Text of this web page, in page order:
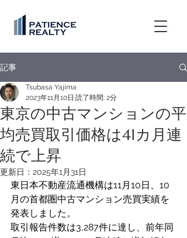
記事
東京の中古マンションの平
均売買取引価格は41カ月連
続で上昇
Tsubasa Yajima
2023年11月10日 読了時間: 2分
更新日： 2025年1月31日
東日本不動産流通機構は11月10日、10
月の首都圏中古マンション売買実績を
発表しました。
取引報告件数は3,287件に達し、前年同